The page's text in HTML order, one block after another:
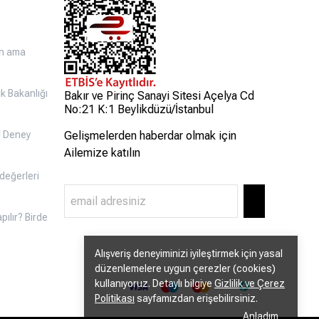
Alışveriş deneyiminizi iyileştirmek için yasal
düzenlemelere uygun çerezler (cookies)
kullanıyoruz. Detaylı bilgiye Gizlilik ve Çerez
Politikası sayfamızdan erişebilirsiniz.
Anladım
ama
Bakanlığı
Deney
Birde
Bakır ve Pirinç Sanayi Sitesi Açelya Cd
No:21 K:1 Beylikdüzü/İstanbul
Gelişmelerden haberdar olmak için
Ailemize katılın